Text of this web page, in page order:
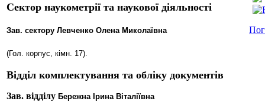
Сектор наукометрії та наукової діяльності
Зав. сектору Левченко Олена Миколаївна
(Гол. корпус, кімн. 17).
Відділ комплектування та обліку документів
Зав. відділу Бережна Ірина Віталіївна